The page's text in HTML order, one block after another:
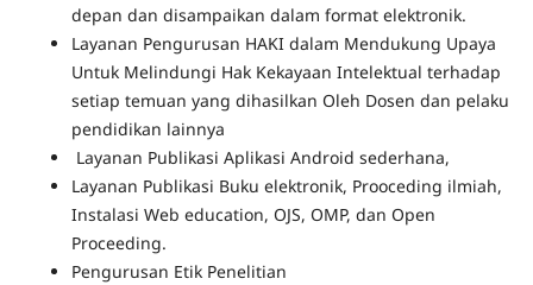
depan dan disampaikan dalam format elektronik.
Layanan Pengurusan HAKI dalam Mendukung Upaya
Untuk Melindungi Hak Kekayaan Intelektual terhadap
setiap temuan yang dihasilkan Oleh Dosen dan pelaku
pendidikan lainnya
Layanan Publikasi Aplikasi Android sederhana,
Layanan Publikasi Buku elektronik, Prooceding ilmiah,
Instalasi Web education, OJS, OMP, dan Open
Proceeding.
Pengurusan Etik Penelitian